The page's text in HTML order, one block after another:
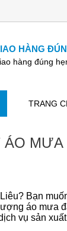
HÀNG
hàng đúng
TRANG
Bạn
áo mưa
vụ sản